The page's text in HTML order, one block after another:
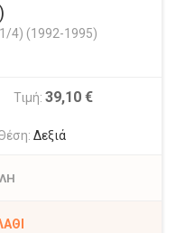
4) (1992-1995)
Τιμή: 39,10 €
Δεξιά